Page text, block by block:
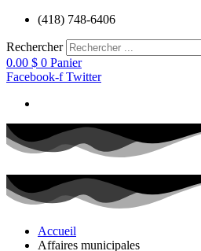
Aller
contenu
(418) 748-6406
Rechercher
0.00 $ 0 Panier
Facebook-f Twitter
Accueil
Affaires municipales